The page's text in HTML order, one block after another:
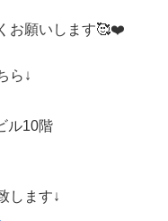
お願いします🥰❤️
ら↓
ル10階
します↓